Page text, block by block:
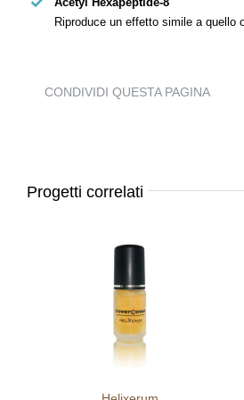
Riproduce un effetto simile a quello
CONDIVIDI QUESTA PAGINA
Progetti correlati